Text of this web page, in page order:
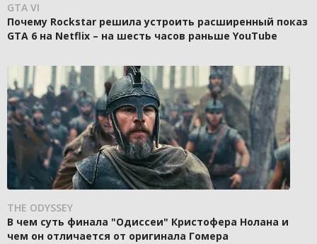
GTA VI
Почему Rockstar решила устроить расширенный показ
GTA 6 на Netflix – на шесть часов раньше YouTube
THE ODYSSEY
В чем суть финала "Одиссеи" Кристофера Нолана и
чем он отличается от оригинала Гомера